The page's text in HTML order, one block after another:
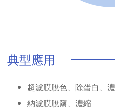
典型應用
超濾膜脫色、除蛋白、
納濾膜脫鹽、濃縮